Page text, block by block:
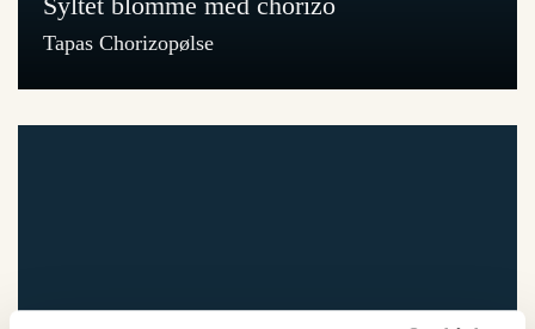
Tapas Chorizopølse